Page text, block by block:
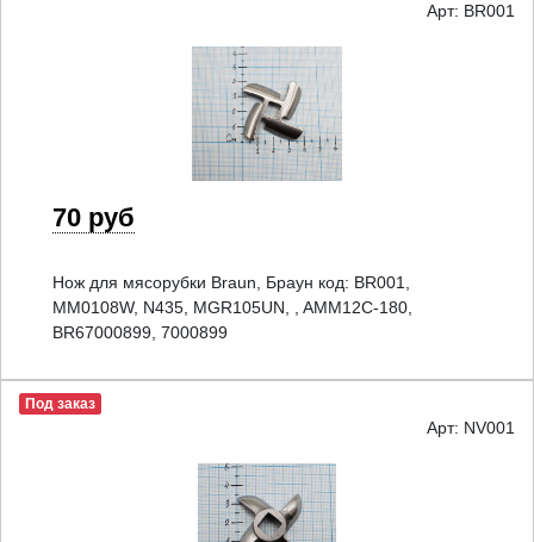
Арт: BR001
70 руб
Нож для мясорубки Braun, Браун код: BR001,
MM0108W, N435, MGR105UN, , AMM12C-180,
BR67000899, 7000899
Под заказ
Арт: NV001